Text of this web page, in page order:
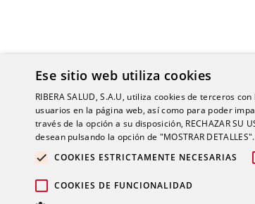
Ese sitio web utiliza cookies
RIBERA SALUD, S.A.U, utiliza cookies de terceros
usuarios en la página web, así como para poder
través de la opción a su disposición, RECHAZAR SU
desean pulsando la opción de "MOSTRAR
COOKIES ESTRICTAMENTE NECESARIAS
COOKIES DE FUNCIONALIDAD